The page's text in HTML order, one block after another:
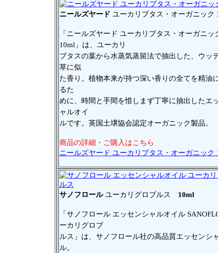
ニールズヤード ユーカリプタス・オーガニック
「ニールズヤード ユーカリプタス・オーガニッ
10ml」は、ユーカリ
プタスの葉から水蒸気蒸留法で抽出した、ウッ
草に似
た香り。植物本来が持つ深い香りの全てを精油
るた
めに、時間と手間を惜しまず丁寧に抽出したエ
ャルオイ
ルです。英国土壌協会認定オーガニック製品。
商品の詳細・ご購入はこちら
ニールズヤード ユーカリプタス・オーガニック
サノフロールユーカリグロブルス 10ml
「サノフロール エッセンシャルオイル
ーカリグロブ
ルス」は、サノフロール社の高品質エッセンシ
ル。